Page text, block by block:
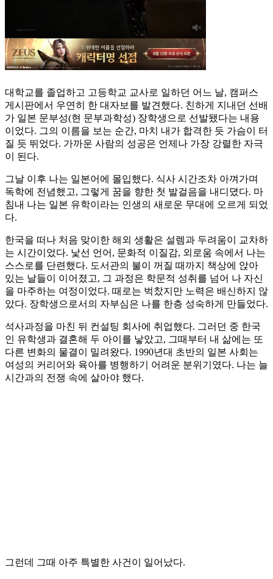
대학교를 졸업하고 고등학교 교사로 일하던 어느 날, 캠퍼스
게시판에서 우연히 한 대자보를 발견했다. 친하게 지내던 선배
가 일본 문부성(현 문부과학성) 장학생으로 선발됐다는 내용
이었다. 그의 이름을 보는 순간, 마치 내가 합격한 듯 가슴이 터
질 듯 뛰었다. 가까운 사람의 성공은 언제나 가장 강렬한 자극
이 된다.
그날 이후 나는 일본어에 몰입했다. 식사 시간조차 아껴가며
독학에 전념했고, 그렇게 꿈을 향한 첫 발걸음을 내디뎠다. 마
침내 나는 일본 유학이라는 인생의 새로운 무대에 오르게 되었
다.
한국을 떠나 처음 맞이한 해외 생활은 설렘과 두려움이 교차하
는 시간이었다. 낯선 언어, 문화적 이질감, 외로움 속에서 나는
스스로를 단련했다. 도서관의 불이 꺼질 때까지 책상에 앉아
있는 날들이 이어졌고, 그 과정은 학문적 성취를 넘어 나 자신
을 마주하는 여정이었다. 때로는 벅찼지만 노력은 배신하지 않
았다. 장학생으로서의 자부심은 나를 한층 성숙하게 만들었다.
석사과정을 마친 뒤 컨설팅 회사에 취업했다. 그러던 중 한국
인 유학생과 결혼해 두 아이를 낳았고, 그때부터 내 삶에는 또
다른 변화의 물결이 밀려왔다. 1990년대 초반의 일본 사회는
여성의 커리어와 육아를 병행하기 어려운 분위기였다. 나는 늘
시간과의 전쟁 속에 살아야 했다.
그런데 그때 아주 특별한 사건이 일어났다.